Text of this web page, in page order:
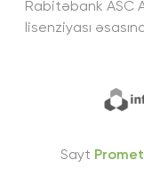
Rabitəbank ASC
lisenziyası
Sayt